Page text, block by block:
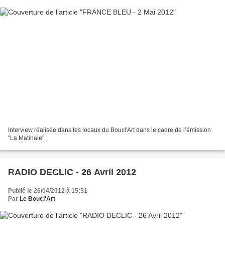
Interview réalisée dans les locaux du Boucl'Art dans le cadre de l’émission
"La Matinale".
RADIO DECLIC - 26 Avril 2012
Publié le 26/04/2012 à 15:51
Par Le Boucl'Art